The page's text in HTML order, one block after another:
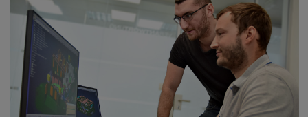
Name:
cookie_consent
Zweck:
Dieses Cookie speichert die
benutzerspezifischen Cookie-Einstellungen
Cookie Laufzeit: